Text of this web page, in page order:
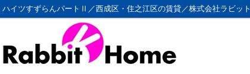
ハイツすずらんパートⅡ／西成区・住之江区の賃貸／株式会社ラビッ